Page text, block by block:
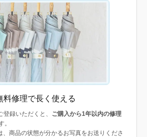
料修理で長く使える
録いただくと、 ご購入から1年以内の修理
。
、商品の状態が分かるお写真をお送りくださ